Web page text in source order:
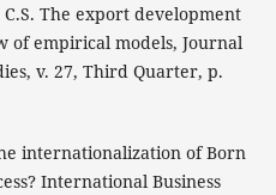
C.S. The export development
of empirical models, Journal
v. 27, Third Quarter, p.
internationalization of Born
International Business